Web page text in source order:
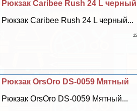
Рюкзак Caribee Rush 24 L черный
Рюкзак Caribee Rush 24 L черный...
Рюкзак OrsOro DS-0059 Мятный
Рюкзак OrsOro DS-0059 Мятный...